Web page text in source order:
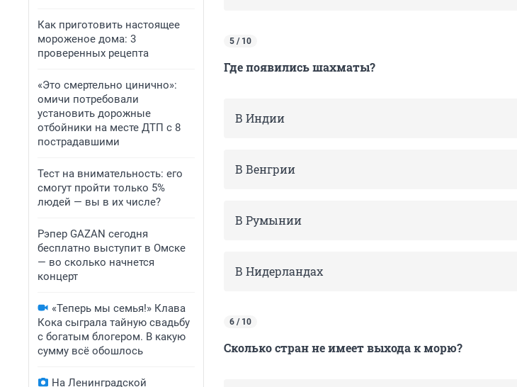
Как приготовить настоящее
мороженое дома: 3
проверенных рецепта
«Это смертельно цинично»:
омичи потребовали
установить дорожные
отбойники на месте ДТП с 8
пострадавшими
Тест на внимательность: его
смогут пройти только 5%
людей — вы в их числе?
Рэпер GAZAN сегодня
бесплатно выступит в Омске
— во сколько начнется
концерт
«Теперь мы семья!» Клава
Кока сыграла тайную свадьбу
с богатым блогером. В какую
сумму всё обошлось
На Ленинградской
5 / 10
Где появились шахматы?
В Индии
В Венгрии
В Румынии
В Нидерландах
6 / 10
Сколько стран не имеет выхода к морю?